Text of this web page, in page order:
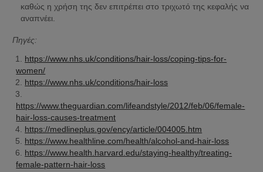
καθώς η χρήση της δεν επιτρέπει στο τριχωτό της κεφαλής να
αναπνέει.
Πηγές:
https://www.nhs.uk/conditions/hair-loss/coping-tips-for-
women/
https://www.nhs.uk/conditions/hair-loss
https://www.theguardian.com/lifeandstyle/2012/feb/06/female-
hair-loss-causes-treatment
https://medlineplus.gov/ency/article/004005.htm
https://www.healthline.com/health/alcohol-and-hair-loss
https://www.health.harvard.edu/staying-healthy/treating-
female-pattern-hair-loss